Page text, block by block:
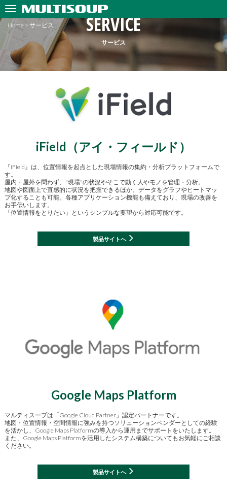
SERVICE
サービス
Home> サービス
iField（アイ・フィールド）
『iField』は、位置情報を起点とした現場情報の集約・分析プラットフォームで
す。
屋内・屋外を問わず、"現場"の状況やそこで動く人やモノを管理・分析。
地図や図面上で直感的に状況を把握できるほか、データをグラフやヒートマッ
プ化することも可能。各種アプリケーション機能も備えており、現場の改善を
お手伝いします。
「位置情報をとりたい」というシンプルな要望から対応可能です。
製品サイトへ
Google Maps Platform
マルティスープは「Google Cloud Partner」認定パートナーです。
地図・位置情報・空間情報に強みを持つソリューションベンダーとしての経験
を活かし、Google Maps Platformの導入から運用までサポートをいたします。
また、Google Maps Platformを活用したシステム構築についてもお気軽にご相談
ください。
製品サイトへ